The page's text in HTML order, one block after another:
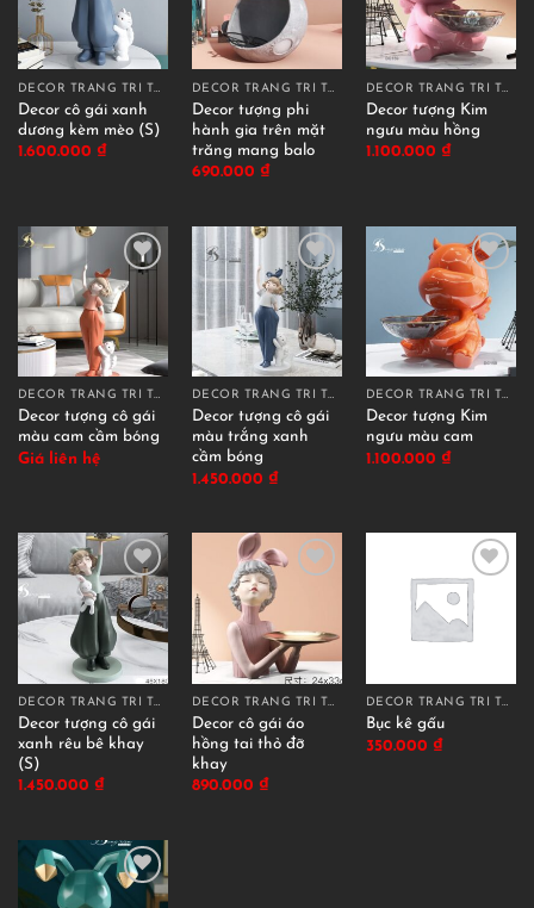
DECOR TRANG TRÍ TƯỢNG ĐỠ KHAY
Decor cô gái xanh
dương kèm mèo (S)
1.600.000 ₫
DECOR TRANG TRÍ TƯỢNG ĐỠ KHAY
Decor tượng phi
hành gia trên mặt
trăng mang balo
690.000 ₫
DECOR TRANG TRÍ TƯỢNG ĐỠ KHAY
Decor tượng Kim
ngưu màu hồng
1.100.000 ₫
DECOR TRANG TRÍ TƯỢNG ĐỠ KHAY
Decor tượng cô gái
màu cam cầm bóng
Giá liên hệ
DECOR TRANG TRÍ TƯỢNG ĐỠ KHAY
Decor tượng cô gái
màu trắng xanh
cầm bóng
1.450.000 ₫
DECOR TRANG TRÍ TƯỢNG ĐỠ KHAY
Decor tượng Kim
ngưu màu cam
1.100.000 ₫
DECOR TRANG TRÍ TƯỢNG ĐỠ KHAY
Decor tượng cô gái
xanh rêu bê khay
(S)
1.450.000 ₫
DECOR TRANG TRÍ TƯỢNG ĐỠ KHAY
Decor cô gái áo
hồng tai thỏ đỡ
khay
890.000 ₫
DECOR TRANG TRÍ TƯỢNG ĐỠ KHAY
Bục kê gấu
350.000 ₫